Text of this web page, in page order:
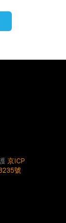
京ICP
號